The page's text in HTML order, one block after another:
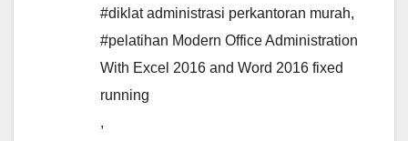
#diklat administrasi perkantoran murah,
#pelatihan Modern Office Administration
With Excel 2016 and Word 2016 fixed
running
,